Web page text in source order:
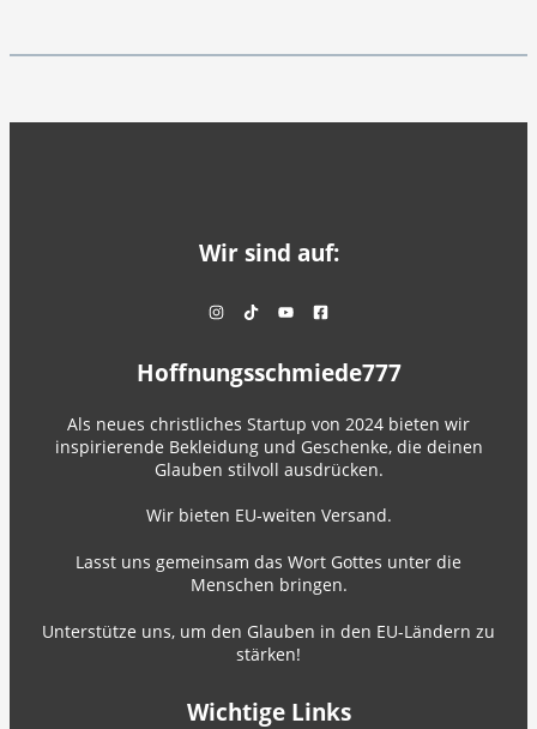
Wir sind auf:
Hoffnungsschmiede777
Als neues christliches Startup von 2024 bieten wir
inspirierende Bekleidung und Geschenke, die deinen
Glauben stilvoll ausdrücken.
Wir bieten EU-weiten Versand.
Lasst uns gemeinsam das Wort Gottes unter die
Menschen bringen.
Unterstütze uns, um den Glauben in den EU-Ländern zu
stärken!
Wichtige Links